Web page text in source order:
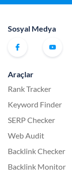
Sosyal Medya
Araçlar
Rank Tracker
Keyword Finder
SERP Checker
Web Audit
Backlink Checker
Backlink Monitor